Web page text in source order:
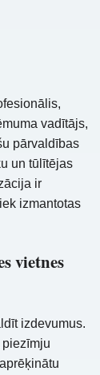
vadītājs,
pārvaldības
un tūlītējas
ir
izmantotas
vietnes
izdevumus.